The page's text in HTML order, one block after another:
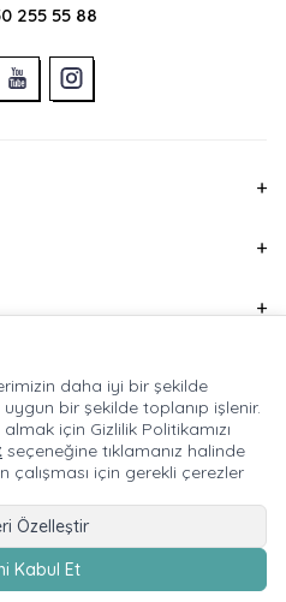
255 55 88
Ticaret A.Ş. Tüm Hakları Saklıdır.
daha iyi bir şekilde
bir şekilde toplanıp işlenir.
için Gizlilik Politikamızı
seçeneğine tıklamanız halinde
çalışması için gerekli çerezler
Özelleştir
Kabul Et